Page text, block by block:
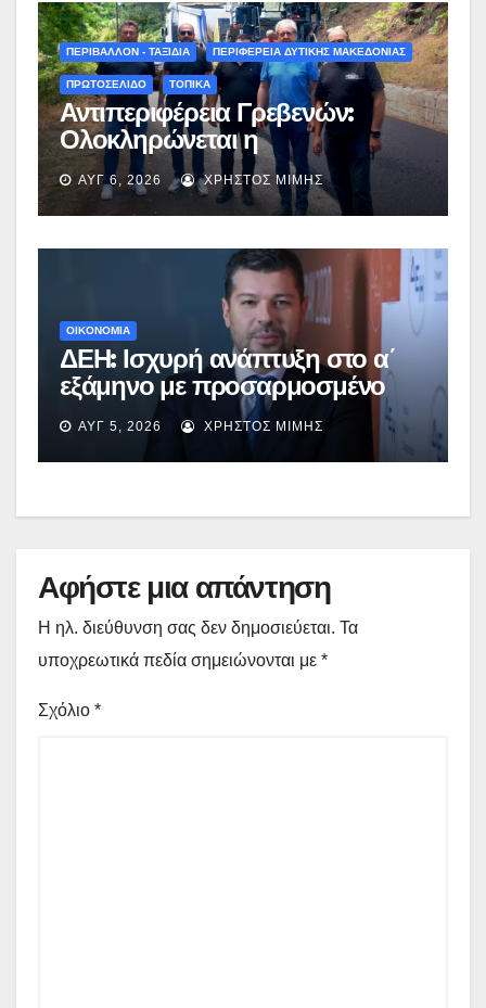
ΠΕΡΙΒΑΛΛΟΝ - ΤΑΞΙΔΙΑ ΠΕΡΙΦΕΡΕΙΑ ΔΥΤΙΚΗΣ ΜΑΚΕΔΟΝΙΑΣ
ΠΡΩΤΟΣΕΛΙΔΟ ΤΟΠΙΚΑ
Αντιπεριφέρεια Γρεβενών:
Ολοκληρώνεται η
ασφαλτόστρωση της οδού
Περιβόλι – Αβδέλλα
ΑΥΓ 6, 2026 ΧΡΉΣΤΟΣ ΜΊΜΗΣ
ΟΙΚΟΝΟΜΙΑ
ΔΕΗ: Ισχυρή ανάπτυξη στο α΄
εξάμηνο με προσαρμοσμένο
EBITDA στα €1,2 δισ.
ΑΥΓ 5, 2026 ΧΡΉΣΤΟΣ ΜΊΜΗΣ
Αφήστε μια απάντηση
Η ηλ. διεύθυνση σας δεν δημοσιεύεται. Τα
υποχρεωτικά πεδία σημειώνονται με *
Σχόλιο *